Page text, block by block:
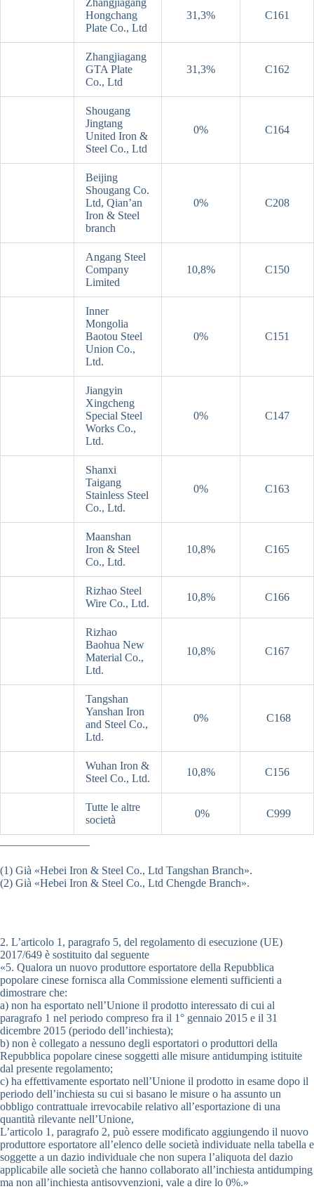
Zhangjiagang
Hongchang
Plate Co., Ltd
31,3% C161
Zhangjiagang
GTA Plate
Co., Ltd
31,3% C162
Shougang
Jingtang
United Iron &
Steel Co., Ltd
0% C164
Beijing
Shougang Co.
Ltd, Qian’an
Iron & Steel
branch
0% C208
Angang Steel
Company
Limited
10,8% C150
Inner
Mongolia
Baotou Steel
Union Co.,
Ltd.
0% C151
Jiangyin
Xingcheng
Special Steel
Works Co.,
Ltd.
0% C147
Shanxi
Taigang
Stainless Steel
Co., Ltd.
0% C163
Maanshan
Iron & Steel
Co., Ltd.
10,8% C165
Rizhao Steel
Wire Co., Ltd.
10,8% C166
Rizhao
Baohua New
Material Co.,
Ltd.
10,8% C167
Tangshan
Yanshan Iron
and Steel Co.,
Ltd.
0% C168
Wuhan Iron &
Steel Co., Ltd.
10,8% C156
Tutte le altre
società
0% C999
(1) Già «Hebei Iron & Steel Co., Ltd Tangshan Branch».
(2) Già «Hebei Iron & Steel Co., Ltd Chengde Branch».
2. L’articolo 1, paragrafo 5, del regolamento di esecuzione (UE)
2017/649 è sostituito dal seguente
«5. Qualora un nuovo produttore esportatore della Repubblica
popolare cinese fornisca alla Commissione elementi sufficienti a
dimostrare che:
a) non ha esportato nell’Unione il prodotto interessato di cui al
paragrafo 1 nel periodo compreso fra il 1° gennaio 2015 e il 31
dicembre 2015 (periodo dell’inchiesta);
b) non è collegato a nessuno degli esportatori o produttori della
Repubblica popolare cinese soggetti alle misure antidumping istituite
dal presente regolamento;
c) ha effettivamente esportato nell’Unione il prodotto in esame dopo il
periodo dell’inchiesta su cui si basano le misure o ha assunto un
obbligo contrattuale irrevocabile relativo all’esportazione di una
quantità rilevante nell’Unione,
L’articolo 1, paragrafo 2, può essere modificato aggiungendo il nuovo
produttore esportatore all’elenco delle società individuate nella tabella e
soggette a un dazio individuale che non supera l’aliquota del dazio
applicabile alle società che hanno collaborato all’inchiesta antidumping
ma non all’inchiesta antisovvenzioni, vale a dire lo 0%.»